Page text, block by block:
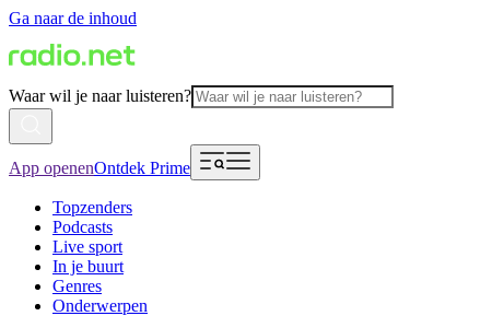
Ga naar de inhoud
Waar wil je naar luisteren?
App openenOntdek Prime
Topzenders
Podcasts
Live sport
In je buurt
Genres
Onderwerpen